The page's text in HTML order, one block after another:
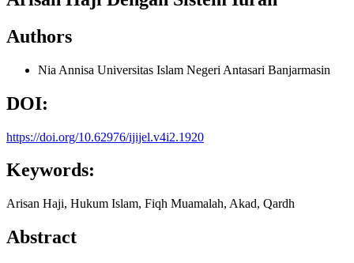
Authors
Nia Annisa Universitas Islam Negeri Antasari Banjarmasin
DOI:
https://doi.org/10.62976/ijijel.v4i2.1920
Keywords:
Arisan Haji, Hukum Islam, Fiqh Muamalah, Akad, Qardh
Abstract